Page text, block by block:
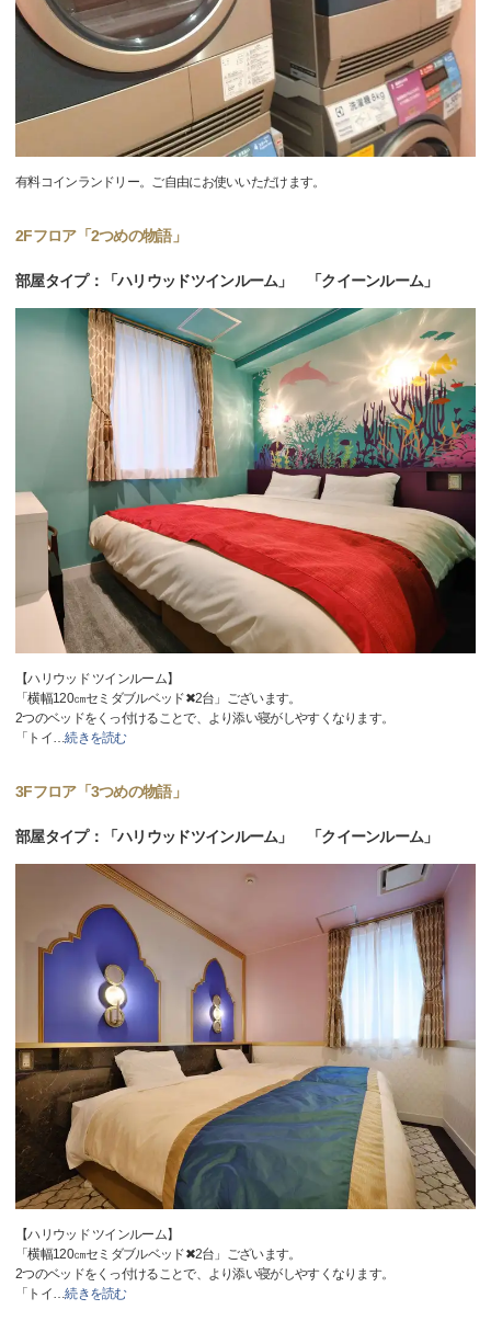
有料コインランドリー。ご自由にお使いいただけます。
2Fフロア「2つめの物語」
部屋タイプ：「ハリウッドツインルーム」 「クイーンルーム」
【ハリウッド ツインルーム】
「横幅120㎝セミダブルベッド✖2台」ございます。
2つのベッドをくっ付けることで、より添い寝がしやすくなります。
「トイ…続きを読む
3Fフロア「3つめの物語」
部屋タイプ：「ハリウッドツインルーム」 「クイーンルーム」
【ハリウッド ツインルーム】
「横幅120㎝セミダブルベッド✖2台」ございます。
2つのベッドをくっ付けることで、より添い寝がしやすくなります。
「トイ…続きを読む